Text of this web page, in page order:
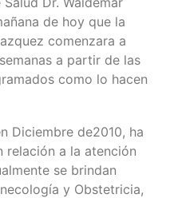
de hoy que la
comenzara a
a partir de las
como lo hacen
Diciembre de2010, ha
relación a la atención
se brindan
y Obstetricia,